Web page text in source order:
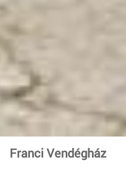
Franci Vendégház